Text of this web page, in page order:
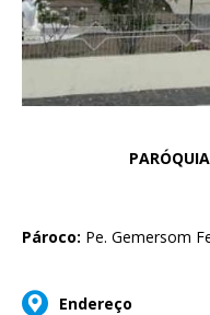
Pároco: Pe. Gemersom
Endereço